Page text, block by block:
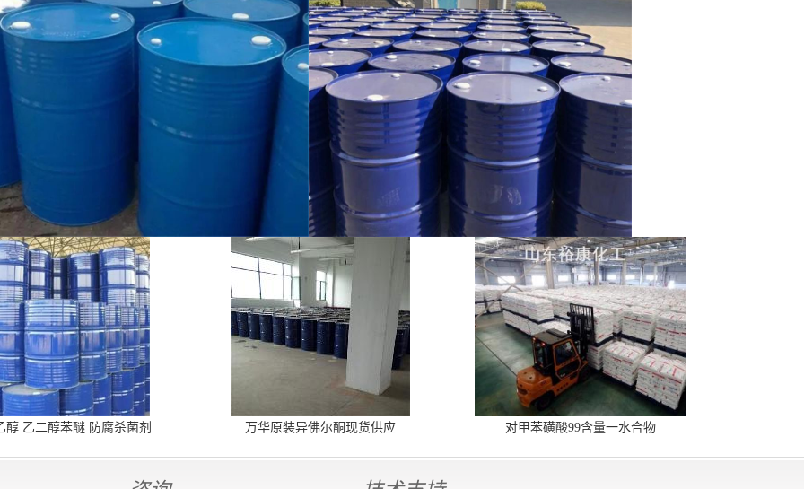
醇 乙二醇苯醚 防腐杀菌剂 万华原装异佛尔酮现货供应 对甲苯磺酸99含量一水合物